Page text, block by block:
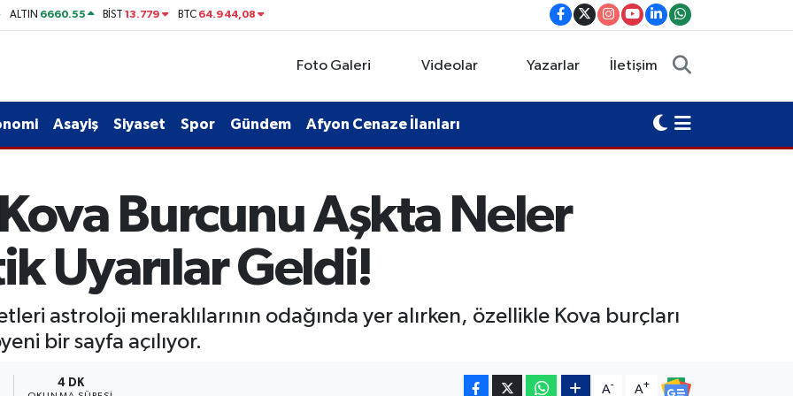
ALTIN 6660.55 BİST13.779 BTC 64.944,08
Foto Galeri Videolar Yazarlar İletişim
Asayiş Siyaset Spor Gündem Afyon Cenaze İlanları
Burcunu Aşkta Neler
Uyarılar Geldi!
astroloji meraklılarının odağında yer alırken, özellikle Kova burçları
bir sayfa açılıyor.
4 DK A- A+